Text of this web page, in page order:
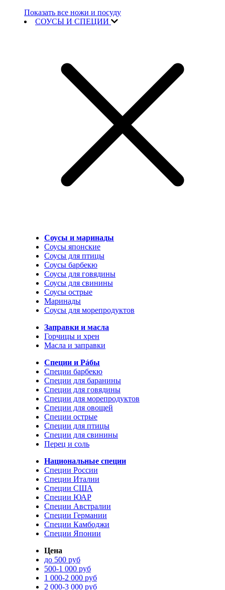
Показать все ножи и посуду
СОУСЫ И СПЕЦИИ
Соусы и маринады
Соусы японские
Соусы для птицы
Соусы барбекю
Соусы для говядины
Соусы для свинины
Соусы острые
Маринады
Соусы для морепродуктов
Заправки и масла
Горчицы и хрен
Масла и заправки
Специи и Рáбы
Специи барбекю
Специи для баранины
Специи для говядины
Специи для морепродуктов
Специи для овощей
Специи острые
Специи для птицы
Специи для свинины
Перец и соль
Национальные специи
Специи России
Специи Италии
Специи США
Специи ЮАР
Специи Австралии
Специи Германии
Специи Камбоджи
Специи Японии
Цена
до 500 руб
500-1 000 руб
1 000-2 000 руб
2 000-3 000 руб